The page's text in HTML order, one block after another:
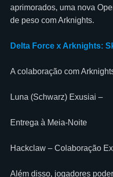
aprimorados, uma nova
de peso com Arknights.
Delta Force x Arknights:
A colaboração com
Luna (Schwarz) Exusiai –
Entrega à Meia-Noite
Hackclaw – Colaboração
Além disso, jogadores